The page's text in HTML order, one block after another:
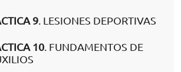
9. LESIONES DEPORTIVAS
10. FUNDAMENTOS DE